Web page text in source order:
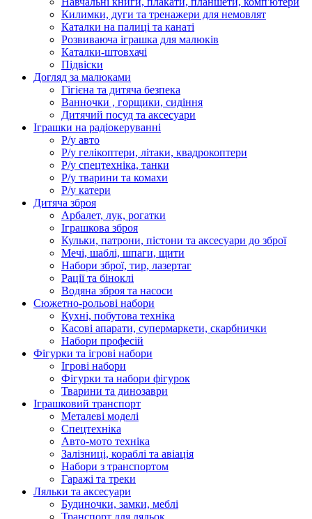
Килимки, дуги та тренажери для немовлят
Каталки на палиці та канаті
Розвиваюча іграшка для малюків
Каталки-штовхачі
Підвіски
Догляд за малюками
Гігієна та дитяча безпека
Ванночки , горщики, сидіння
Дитячий посуд та аксесуари
Іграшки на радіокеруванні
Р/у авто
Р/у гелікоптери, літаки, квадрокоптери
Р/у спецтехніка, танки
Р/у тварини та комахи
Р/у катери
Дитяча зброя
Арбалет, лук, рогатки
Іграшкова зброя
Кульки, патрони, пістони та аксесуари до зброї
Мечі, шаблі, шпаги, щити
Набори зброї, тир, лазертаг
Рації та біноклі
Водяна зброя та насоси
Сюжетно-рольові набори
Кухні, побутова техніка
Касові апарати, супермаркети, скарбнички
Набори професій
Фігурки та ігрові набори
Ігрові набори
Фігурки та набори фігурок
Тварини та динозаври
Іграшковий транспорт
Металеві моделі
Спецтехніка
Авто-мото техніка
Залізниці, кораблі та авіація
Набори з транспортом
Гаражі та треки
Ляльки та аксесуари
Будиночки, замки, меблі
Транспорт для ляльок